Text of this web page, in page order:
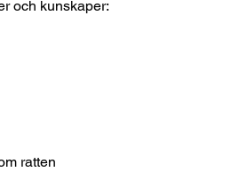
och kunskaper:
ratten